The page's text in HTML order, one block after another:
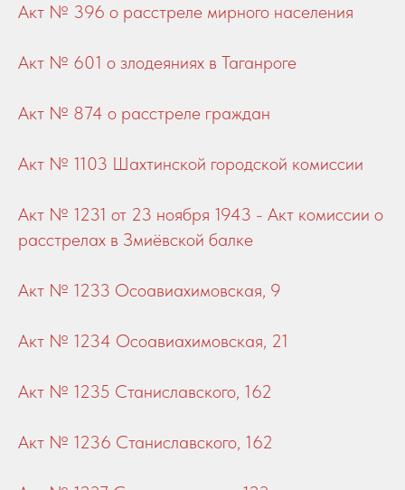
Акт № 396 о расстреле мирного населения
Акт № 601 о злодеяниях в Таганроге
Акт № 874 о расстреле граждан
Акт № 1103 Шахтинской городской комиссии
Акт № 1231 от 23 ноября 1943 - Акт комиссии о
расстрелах в Змиёвской балке
Акт № 1233 Осоавиахимовская, 9
Акт № 1234 Осоавиахимовская, 21
Акт № 1235 Станиславского, 162
Акт № 1236 Станиславского, 162